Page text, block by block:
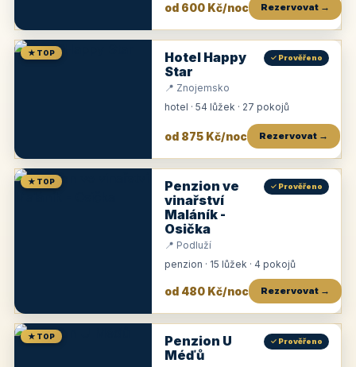
od 600 Kč/noc Rezervovat →
★ TOP
Hotel Happy
Star
✓ Prověřeno
📍 Znojemsko
hotel · 54 lůžek · 27 pokojů
od 875 Kč/noc Rezervovat →
★ TOP
Penzion ve
vinařství
Maláník -
Osička
✓ Prověřeno
📍 Podluží
penzion · 15 lůžek · 4 pokojů
od 480 Kč/noc Rezervovat →
★ TOP
Penzion U
Méďů
✓ Prověřeno